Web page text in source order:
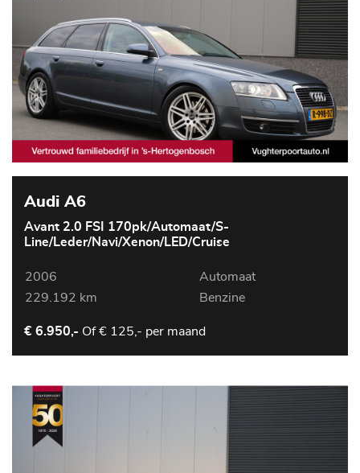
Audi A6
Avant 2.0 FSI 170pk/Automaat/S-
Line/Leder/Navi/Xenon/LED/Cruise
2006
Automaat
229.192 km
Benzine
€ 6.950,- Of€ 125,- per maand